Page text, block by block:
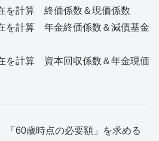
を計算 終価係数＆現価係数
を計算 年金終価係数＆減債基金
を計算 資本回収係数＆年金現価
「60歳時点の必要額」を求める